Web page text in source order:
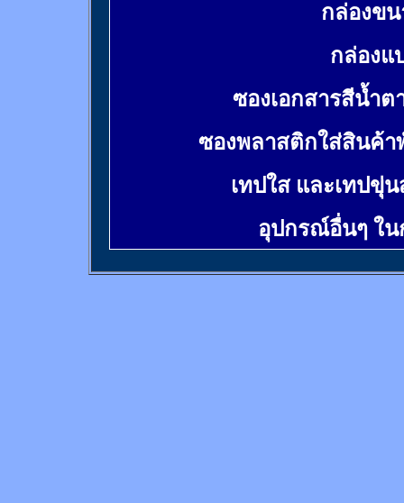
กล่องข
กล่องแ
ซองเอกสารสีน้ำต
ซองพลาสติกใส่สินค้า
เทปใส และเทปขุ่
อุปกรณ์อื่นๆ ใ